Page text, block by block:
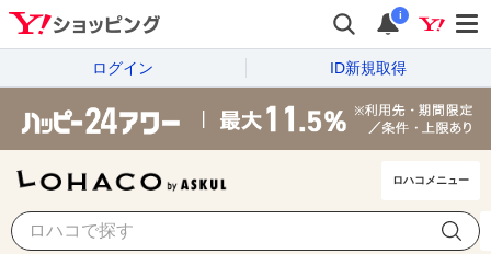
i
ログイン ID新規取得
ロハコメニュー